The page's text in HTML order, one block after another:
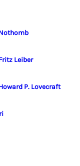
Leiber
P. Lovecraft